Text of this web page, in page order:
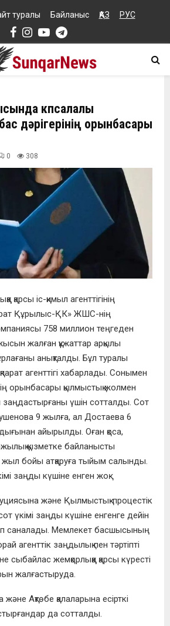
туралы Байланыс ҚАЗ РУС
Facebook
Instagram
YoutubeTelegram
көпсалалы
дәрігерінің орынбасары
0 308
қарсы іс-қимыл агенттігінің
Құрылыс-ҚК» ЖШС-нің
758 миллион теңгеден
жалған құжаттар арқылы
анықталды. Бұл туралы
агенттігі хабарлады. Сонымен
орынбасары қылмыстық жолмен
заңдастырғаны үшін сотталды. Сот
9 жылға, ал Достаева 6
айырылды. Оған қоса,
қызметке байланысты
бойы атқаруға тыйым салынды.
заңды күшіне енген жоқ.
және Қылмыстық-процестік
үкімі заңды күшіне енгенге дейін
саналады. Мемлекет басшысының
агенттік заңдылық пен тәртіпті
сыбайлас жемқорлыққа қарсы күресті
жалғастыруда.
Ақтөбе қалаларына есірткі
да сотталды.